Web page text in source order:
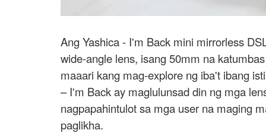
Ang Yashica - I'm Back mini mirrorless
wide-angle lens, isang 50mm na
maaari kang mag-explore ng iba't ibang
– I'm Back ay maglulunsad din ng mga
nagpapahintulot sa mga user na maging
paglikha.